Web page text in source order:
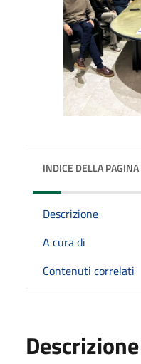
INDICE DELLA PAGINA
Descrizione
A cura di
Contenuti correlati
Descrizione